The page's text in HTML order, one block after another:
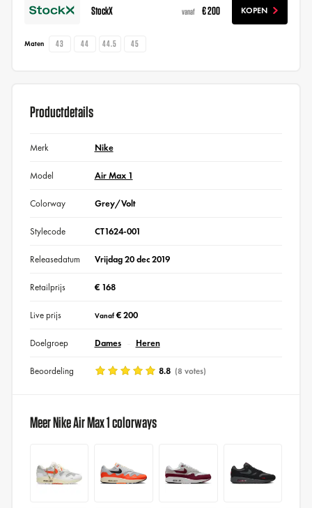
StockX vanaf € 200 KOPEN
Maten 43 44 44.5 45
Productdetails
Merk Nike
Model Air Max 1
Colorway Grey/Volt
Stylecode CT1624-001
Releasedatum Vrijdag 20 dec 2019
Retailprijs € 168
Live prijs Vanaf€ 200
Doelgroep Dames Heren
Beoordeling 8.8 (8 votes)
Meer Nike Air Max 1 colorways